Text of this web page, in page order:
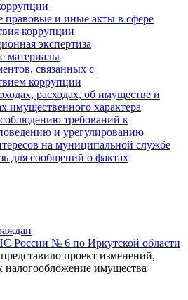
и иные акты в сфере
коррупции
экспертиза
материалы
связанных с
коррупции
расходах, об имуществе и
имущественного характера
требований к
и урегулированию
на муниципальной службе
для сообщений о фактах
России № 6 по Иркутской области
проект изменений,
имущества